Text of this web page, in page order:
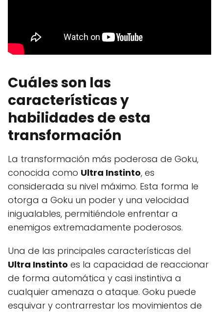
Cuáles son las
características y
habilidades de esta
transformación
La transformación más poderosa de Goku,
conocida como Ultra Instinto, es
considerada su nivel máximo. Esta forma le
otorga a Goku un poder y una velocidad
inigualables, permitiéndole enfrentar a
enemigos extremadamente poderosos.
Una de las principales características del
Ultra Instinto es la capacidad de reaccionar
de forma automática y casi instintiva a
cualquier amenaza o ataque. Goku puede
esquivar y contrarrestar los movimientos de